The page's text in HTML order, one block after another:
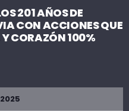
201 AÑOS DE
CON ACCIONES QUE
CORAZÓN 100%
2025